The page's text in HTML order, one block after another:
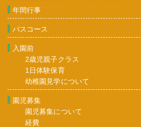
年間行事
バスコース
入園前
2歳児親子クラス
1日体験保育
幼稚園見学について
園児募集
園児募集について
経費